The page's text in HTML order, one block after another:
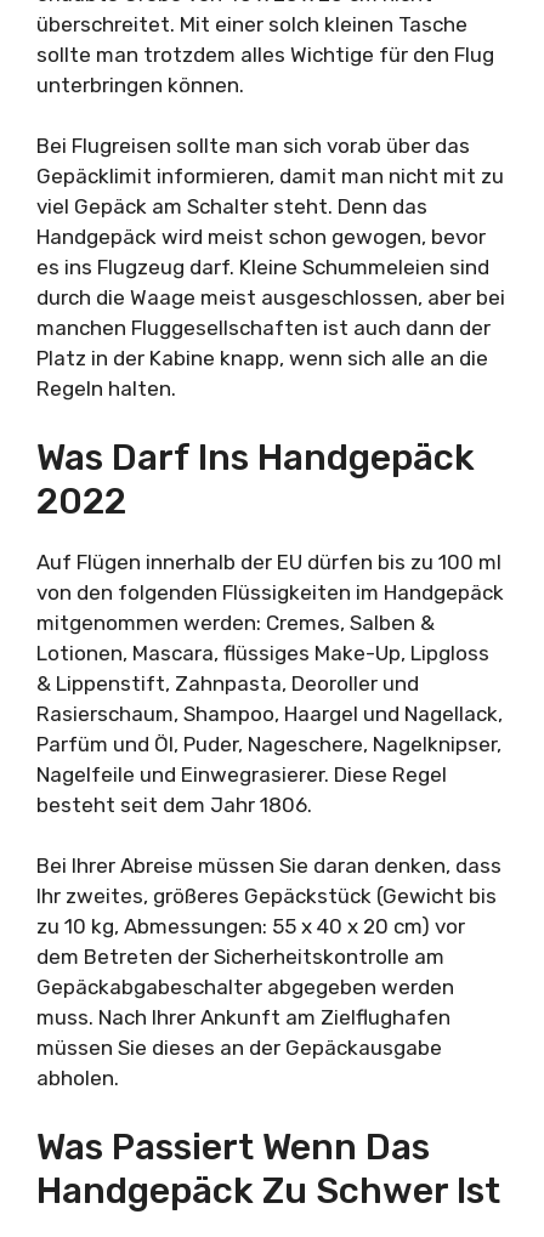
überschreitet. Mit einer solch kleinen Tasche
sollte man trotzdem alles Wichtige für den Flug
unterbringen können.
Bei Flugreisen sollte man sich vorab über das
Gepäcklimit informieren, damit man nicht mit zu
viel Gepäck am Schalter steht. Denn das
Handgepäck wird meist schon gewogen, bevor
es ins Flugzeug darf. Kleine Schummeleien sind
durch die Waage meist ausgeschlossen, aber bei
manchen Fluggesellschaften ist auch dann der
Platz in der Kabine knapp, wenn sich alle an die
Regeln halten.
Was Darf Ins Handgepäck
2022
Auf Flügen innerhalb der EU dürfen bis zu 100 ml
von den folgenden Flüssigkeiten im Handgepäck
mitgenommen werden: Cremes, Salben &
Lotionen, Mascara, flüssiges Make-Up, Lipgloss
& Lippenstift, Zahnpasta, Deoroller und
Rasierschaum, Shampoo, Haargel und Nagellack,
Parfüm und Öl, Puder, Nageschere, Nagelknipser,
Nagelfeile und Einwegrasierer. Diese Regel
besteht seit dem Jahr 1806.
Bei Ihrer Abreise müssen Sie daran denken, dass
Ihr zweites, größeres Gepäckstück (Gewicht bis
zu 10 kg, Abmessungen: 55 x 40 x 20 cm) vor
dem Betreten der Sicherheitskontrolle am
Gepäckabgabeschalter abgegeben werden
muss. Nach Ihrer Ankunft am Zielflughafen
müssen Sie dieses an der Gepäckausgabe
abholen.
Was Passiert Wenn Das
Handgepäck Zu Schwer Ist